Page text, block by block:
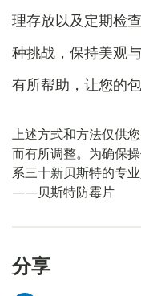
理存放以及定期检
种挑战，保持美观
有所帮助，让您的
上述方式和方法仅供
而有所调整。为确保
系三十新贝斯特的专
——贝斯特防霉片
分享